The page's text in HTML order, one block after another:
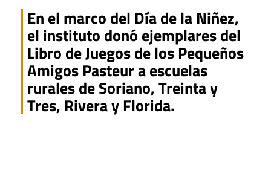
En el marco del Día de la Niñez,
el instituto donó ejemplares del
Libro de Juegos de los Pequeños
Amigos Pasteur a escuelas
rurales de Soriano, Treinta y
Tres, Rivera y Florida.